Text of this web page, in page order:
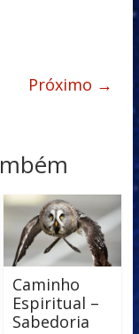
Próximo →
Caminho
Espiritual –
Sabedoria